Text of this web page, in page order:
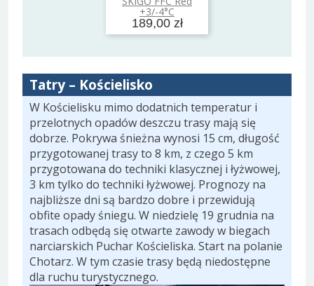
+3/-4°C
189,00 zł
Tatry – Kościelisko
W Kościelisku mimo dodatnich temperatur i
przelotnych opadów deszczu trasy mają się
dobrze. Pokrywa śnieżna wynosi 15 cm, długość
przygotowanej trasy to 8 km, z czego 5 km
przygotowana do techniki klasycznej i łyżwowej,
3 km tylko do techniki łyżwowej. Prognozy na
najbliższe dni są bardzo dobre i przewidują
obfite opady śniegu. W niedzielę 19 grudnia na
trasach odbędą się otwarte zawody w biegach
narciarskich Puchar Kościeliska. Start na polanie
Chotarz. W tym czasie trasy będą niedostępne
dla ruchu turystycznego.